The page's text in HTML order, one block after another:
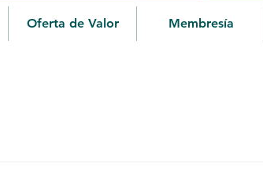
Oferta de Valor Membresía